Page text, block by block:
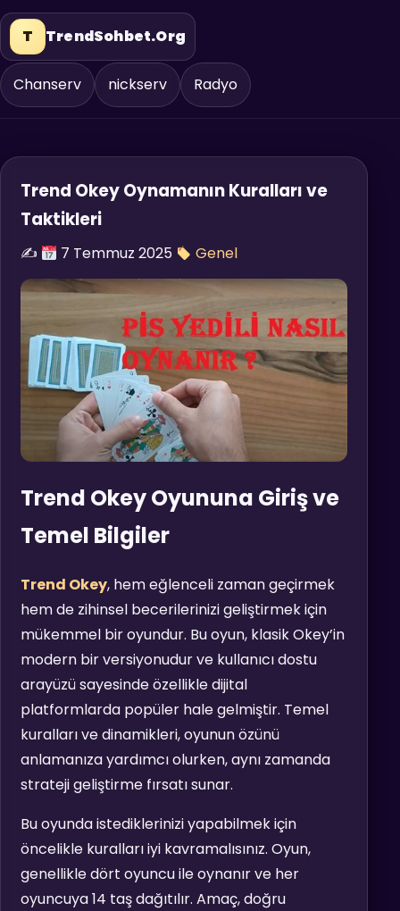
T TrendSohbet.Org
Chanserv nickserv Radyo
Trend Okey Oynamanın Kuralları ve
Taktikleri
✍️ 7 Temmuz 2025 Genel
Trend Okey Oyununa Giriş ve
Temel Bilgiler
Trend Okey, hem eğlenceli zaman geçirmek
hem de zihinsel becerilerinizi geliştirmek için
mükemmel bir oyundur. Bu oyun, klasik Okey’in
modern bir versiyonudur ve kullanıcı dostu
arayüzü sayesinde özellikle dijital
platformlarda popüler hale gelmiştir. Temel
kuralları ve dinamikleri, oyunun özünü
anlamanıza yardımcı olurken, aynı zamanda
strateji geliştirme fırsatı sunar.
Bu oyunda istediklerinizi yapabilmek için
öncelikle kuralları iyi kavramalısınız. Oyun,
genellikle dört oyuncu ile oynanır ve her
oyuncuya 14 taş dağıtılır. Amaç, doğru